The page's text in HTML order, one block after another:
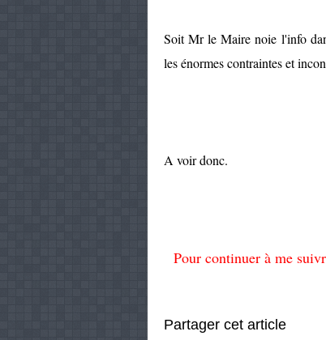
Soit Mr le Maire noie l'info
les énormes contraintes et
A voir donc.
Pour continuer à me
Partager cet article